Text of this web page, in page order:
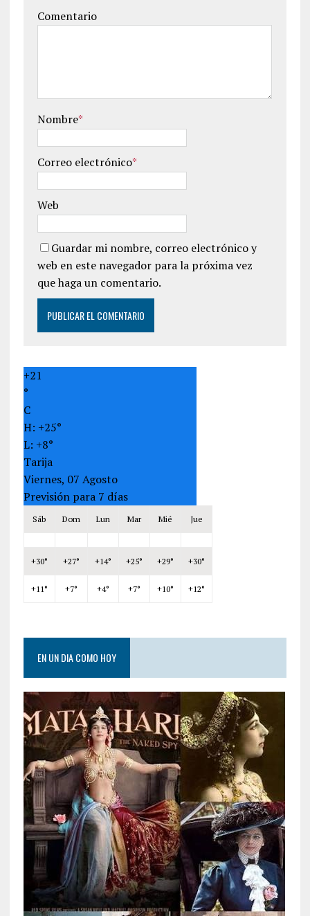
Comentario
Nombre*
Correo electrónico*
Web
Guardar mi nombre, correo electrónico y
web en este navegador para la próxima vez
que haga un comentario.
+21
°
C
H: +25°
L: +8°
Tarija
Viernes, 07 Agosto
Previsión para 7 días
Sáb Dom Lun Mar Mié Jue
+30° +27° +14° +25° +29° +30°
+11° +7° +4° +7° +10° +12°
EN UN DIA COMO HOY